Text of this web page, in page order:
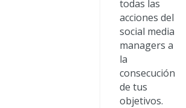
todas las
acciones del
social media
managers a
la
consecución
de tus
objetivos.